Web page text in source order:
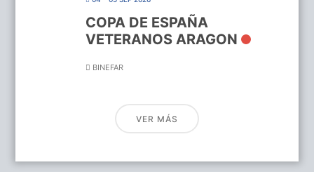
COPA DE ESPAÑA
VETERANOS ARAGON
BINEFAR
VER MÁS